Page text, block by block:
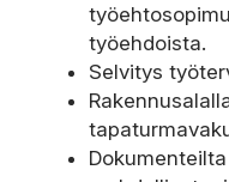
työehdoista.
Selvitys